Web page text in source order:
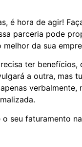
é hora de agir!
parceria pode
da sua
ter
a outra, mas
seu faturamento